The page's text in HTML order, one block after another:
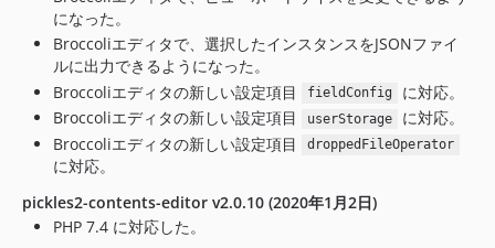
になった。
Broccoliエディタで、選択したインスタンスをJSONファイ
ルに出力できるようになった。
Broccoliエディタの新しい設定項目
fieldConfig
に対応。
Broccoliエディタの新しい設定項目
userStorage
に対応。
Broccoliエディタの新しい設定項目
droppedFileOperator
に対応。
pickles2-contents-editor v2.0.10 (2020年1月2日)
PHP 7.4 に対応した。